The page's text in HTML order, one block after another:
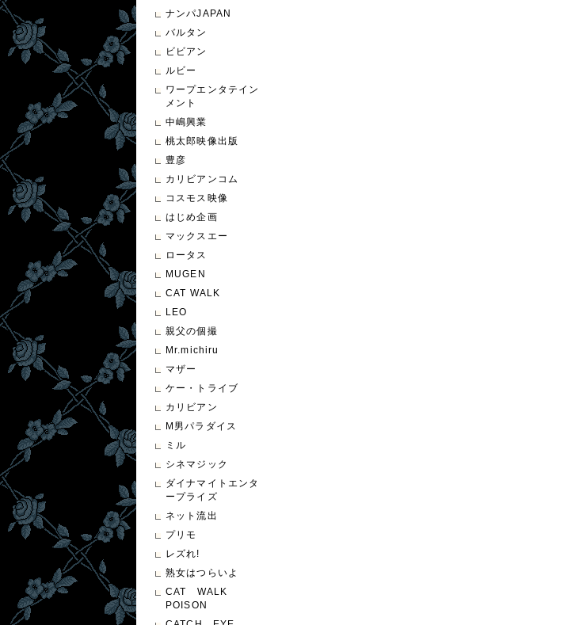
ナンパJAPAN
バルタン
ビビアン
ルビー
ワープエンタテイン
メント
中嶋興業
桃太郎映像出版
豊彦
カリビアンコム
コスモス映像
はじめ企画
マックスエー
ロータス
MUGEN
CAT WALK
LEO
親父の個撮
Mr.michiru
マザー
ケー・トライブ
カリビアン
M男パラダイス
ミル
シネマジック
ダイナマイトエンタ
ープライズ
ネット流出
プリモ
レズれ!
熟女はつらいよ
CAT WALK
POISON